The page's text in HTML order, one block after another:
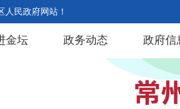
人民政府网站！
金坛 政务动态 政府信